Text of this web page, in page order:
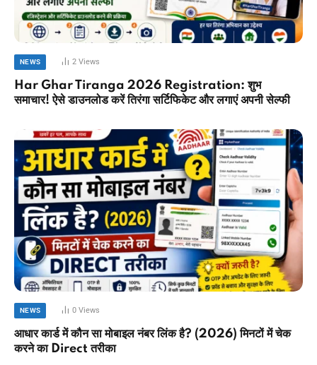
NEWS 2Views
Har Ghar Tiranga 2026 Registration: शुभ
समाचार! ऐसे डाउनलोड करें तिरंगा सर्टिफिकेट और लगाएं अपनी सेल्फी
NEWS 0Views
आधार कार्ड में कौन सा मोबाइल नंबर लिंक है? (2026) मिनटों में चेक
करने का Direct तरीका